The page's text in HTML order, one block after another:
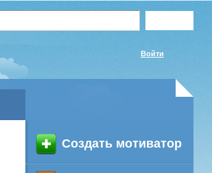
Войти
Создать мотиватор